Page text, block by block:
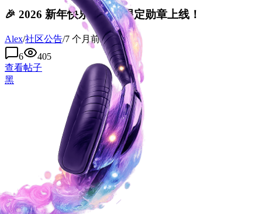
🎉 2026 新年快乐｜新年限定勋章上线！
Alex/社区公告/7 个月前
6
405
查看帖子
黑